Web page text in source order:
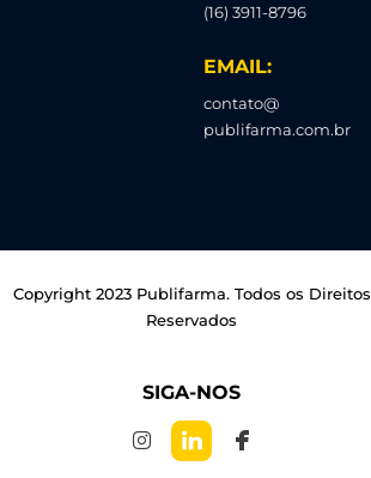
(16) 3911-8796
EMAIL:
contato@
publifarma.com.br
Copyright 2023 Publifarma. Todos os Direitos
Reservados
SIGA-NOS